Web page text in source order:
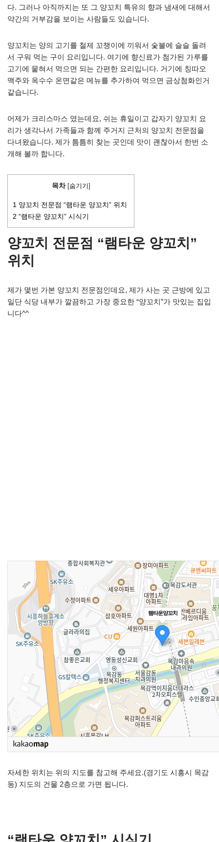
다. 그러나 아직까지는 또 그 양꼬치 특유의 향과 냄새에 대해서
약간의 거부감을 보이는 사람들도 있습니다.
양꼬치는 양의 고기를 철제 꼬챙이에 끼워서 숯불에 슬슬 돌려
서 구워 먹는 구이 요리입니다. 여기에 향신료가 첨가된 가루를
고기에 뭍혀서 먹으면 되는 간편한 요리입니다. 거기에 칭따오
맥주와 옥수수 온면같은 메뉴를 추가하여 먹으면 금상첨화인거
같습니다.
어제가 크리스마스 였는데요, 쉬는 휴일이고 갑자기 양꼬치 요
리가 생각나서 가족들과 함께 주거지 근처의 양꼬치 전문점을
다녀왔습니다. 제가 틈틈히 찾는 곳인데 맛이 괜찮아서 한번 소
개해 볼까 합니다.
목차 [숨기기]
1 양꼬치 전문점 “램타운 양꼬치” 위치
2 “램타운 양꼬치” 시식기
양꼬치 전문점 “램타운 양꼬치”
위치
제가 몇번 가본 양꼬치 전문점인데요, 제가 사는 곳 근방에 있고
일단 식당 내부가 깔끔하고 가장 중요한 “양꼬치”가 맛있는 집입
니다^^
램타운양꼬치
자세한 위치는 위의 지도를 참고해 주세요.(경기도 시흥시 목감
동) 지도의 건물 2층으로 가면 됩니다.